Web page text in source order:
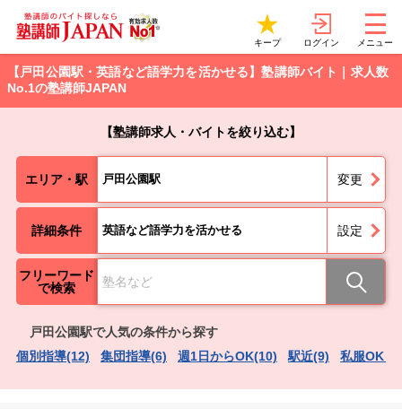
キープ ログイン メニュー
【戸田公園駅・英語など語学力を活かせる】塾講師バイト｜求人数
No.1の塾講師JAPAN
【塾講師求人・バイトを絞り込む】
エリア・駅 戸田公園駅 変更
詳細条件 英語など語学力を活かせる 設定
フリーワード
で検索
戸田公園駅で人気の条件から探す
個別指導(12)
集団指導(6) 週1日からOK(10) 駅近(9) 私服OK（